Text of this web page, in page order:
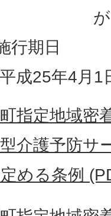
行期日
平成25年4月1
指定地域密
介護予防サ
める条例